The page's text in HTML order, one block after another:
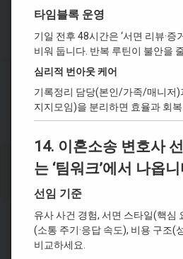
타임블록 운영
기일 전후 48시간은 ‘서면 리뷰·증
비워 둡니다. 반복 루틴이 불안을
심리적 번아웃 케어
기록정리 담당(본인/가족/매니저)
지지모임)을 분리하면 효율과 회
14. 이혼소송 변호사
는 ‘팀워크’에서 나옵
선임 기준
유사 사건 경험, 서면 스타일(핵심
(소통 주기·응답 속도), 비용 구조(
비교하세요.